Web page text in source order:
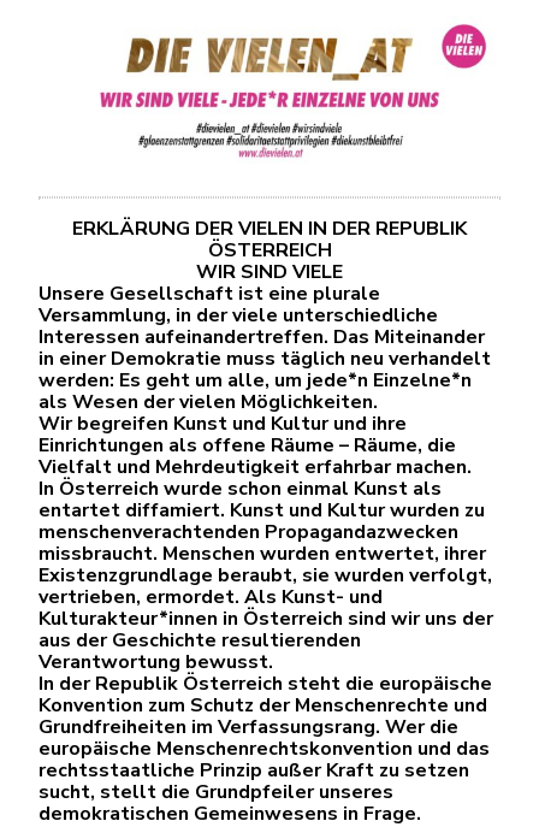
ERKLÄRUNG DER VIELEN IN DER REPUBLIK
ÖSTERREICH
WIR SIND VIELE
Unsere Gesellschaft ist eine plurale
Versammlung, in der viele unterschiedliche
Interessen aufeinandertreffen. Das Miteinander
in einer Demokratie muss täglich neu verhandelt
werden: Es geht um alle, um jede*n Einzelne*n
als Wesen der vielen Möglichkeiten.
Wir begreifen Kunst und Kultur und ihre
Einrichtungen als offene Räume – Räume, die
Vielfalt und Mehrdeutigkeit erfahrbar machen.
In Österreich wurde schon einmal Kunst als
entartet diffamiert. Kunst und Kultur wurden zu
menschenverachtenden Propagandazwecken
missbraucht. Menschen wurden entwertet, ihrer
Existenzgrundlage beraubt, sie wurden verfolgt,
vertrieben, ermordet. Als Kunst- und
Kulturakteur*innen in Österreich sind wir uns der
aus der Geschichte resultierenden
Verantwortung bewusst.
In der Republik Österreich steht die europäische
Konvention zum Schutz der Menschenrechte und
Grundfreiheiten im Verfassungsrang. Wer die
europäische Menschenrechtskonvention und das
rechtsstaatliche Prinzip außer Kraft zu setzen
sucht, stellt die Grundpfeiler unseres
demokratischen Gemeinwesens in Frage.